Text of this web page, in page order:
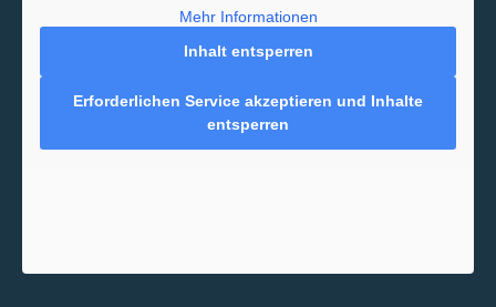
Mehr Informationen
Inhalt entsperren
Erforderlichen Service akzeptieren und Inhalte
entsperren